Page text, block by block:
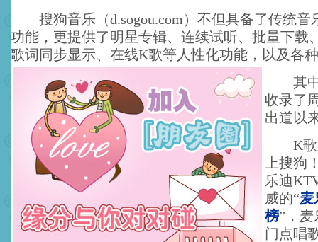
搜狗音乐（d.sogou.com）不但具备了传统音
功能，更提供了明星专辑、连续试听、批量下载
歌词同步显示、在线K歌等人性化功能，以及各
其
收录了
出道以
K歌
上搜狗
乐迪
威的“麦
榜”，
门点唱